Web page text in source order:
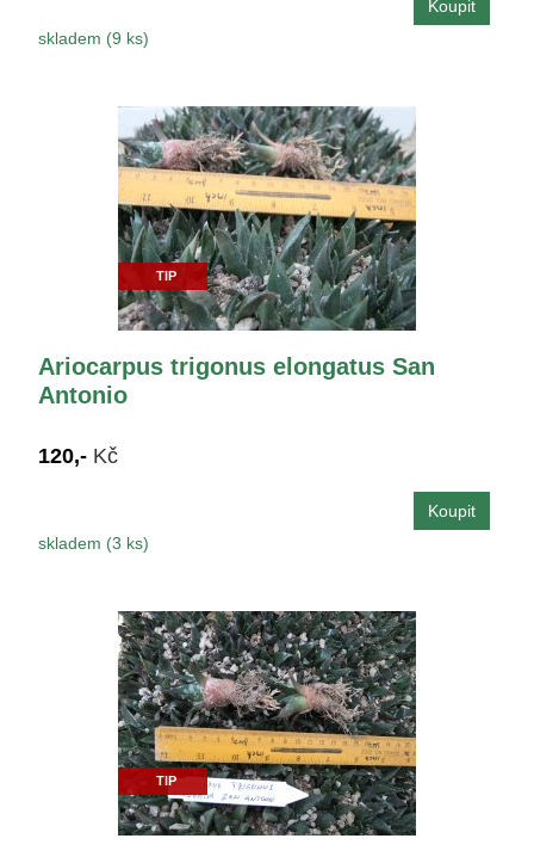
skladem (9 ks)
TIP
Ariocarpus trigonus elongatus San
Antonio
120,- Kč
skladem (3 ks)
TIP